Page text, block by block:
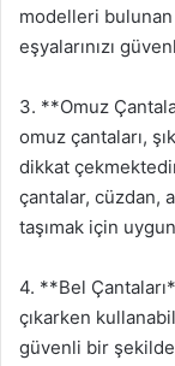
modelleri bulunan
eşyalarınızı
3. **Omuz
omuz çantaları,
dikkat
çantalar, cüzdan,
taşımak için
4. **Bel
çıkarken
güvenli bir şekilde